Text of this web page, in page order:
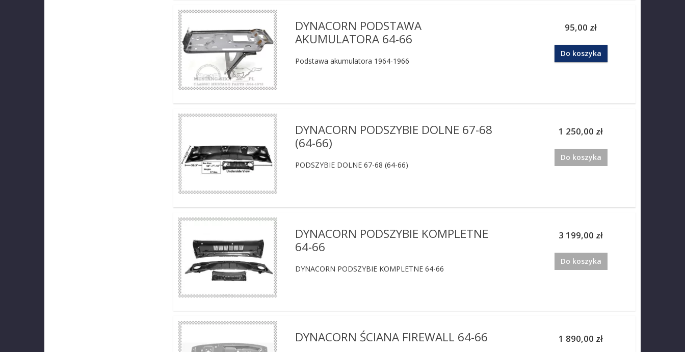
DYNACORN PODSTAWA
AKUMULATORA 64-66
Podstawa akumulatora 1964-1966
95,00 zł
Do koszyka
DYNACORN PODSZYBIE DOLNE 67-68
(64-66)
PODSZYBIE DOLNE 67-68 (64-66)
1 250,00 zł
Do koszyka
DYNACORN PODSZYBIE KOMPLETNE
64-66
DYNACORN PODSZYBIE KOMPLETNE 64-66
3 199,00 zł
Do koszyka
DYNACORN ŚCIANA FIREWALL 64-66 1 890,00 zł